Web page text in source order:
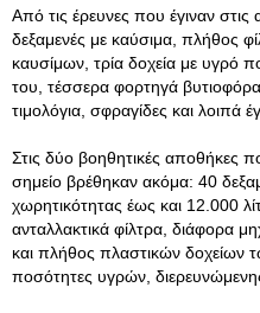
Από τις έρευνες που έγιναν
δεξαμενές με καύσιμα, πλήθος
καυσίμων, τρία δοχεία με υγρό
του, τέσσερα φορτηγά
τιμολόγια, σφραγίδες και λοιπά
Στις δύο βοηθητικές αποθήκες
σημείο βρέθηκαν ακόμα: 40
χωρητικότητας έως και 12.000
ανταλλακτικά φίλτρα, διάφορα
και πλήθος πλαστικών δοχείων
ποσότητες υγρών,